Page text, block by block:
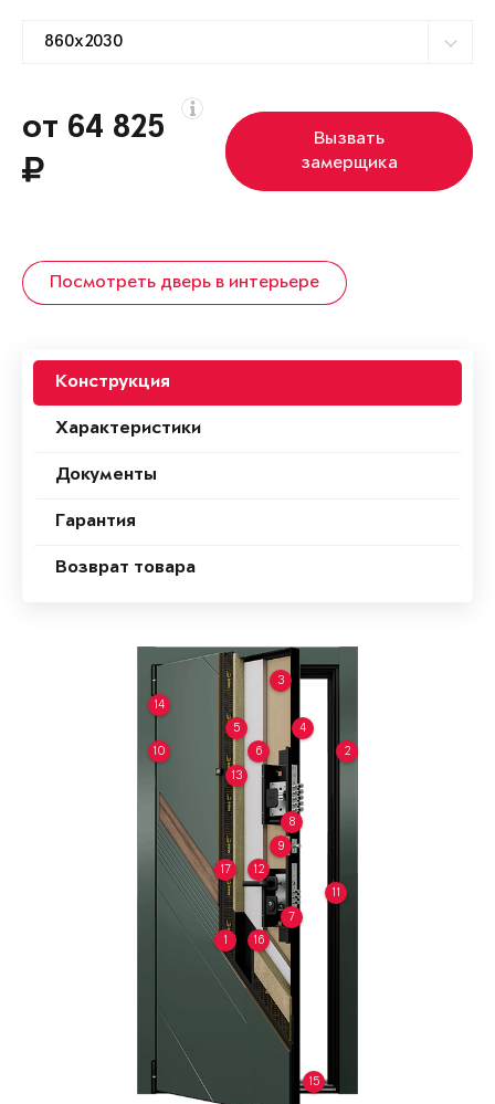
от 64 825
Вызвать
замерщика
Посмотреть дверь в интерьере
Конструкция
Характеристики
Документы
Гарантия
Возврат товара
1
2
3
4
5
6
7
8
9
10
11
12
13
14
15
16
17